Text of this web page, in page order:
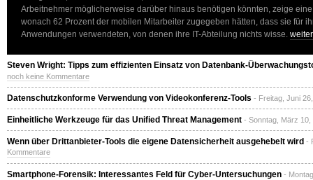
Arbeitnehmer möglicherweise darüber hinaus benötigen könnten, zeige
wonach 62 Prozent der mobilen Mitarbeiter zugegeben hätten, dass sie für
Anwendungen verwendeten, von denen ihre IT-Abteilung nichts wisse.
Steven Wright: Tipps zum effizienten Einsatz von Datenbank-
noch keine Kommentare
Datenschutzkonforme Verwendung von Videokonferenz-Tools - Freitag, Juni
Einheitliche Werkzeuge für das Unified Threat Management - Sonntag, März
Wenn über Drittanbieter-Tools die eigene Datensicherheit ausgehebelt wird -
Kommentare
Smartphone-Forensik: Interessantes Feld für Cyber-Untersuchungen -